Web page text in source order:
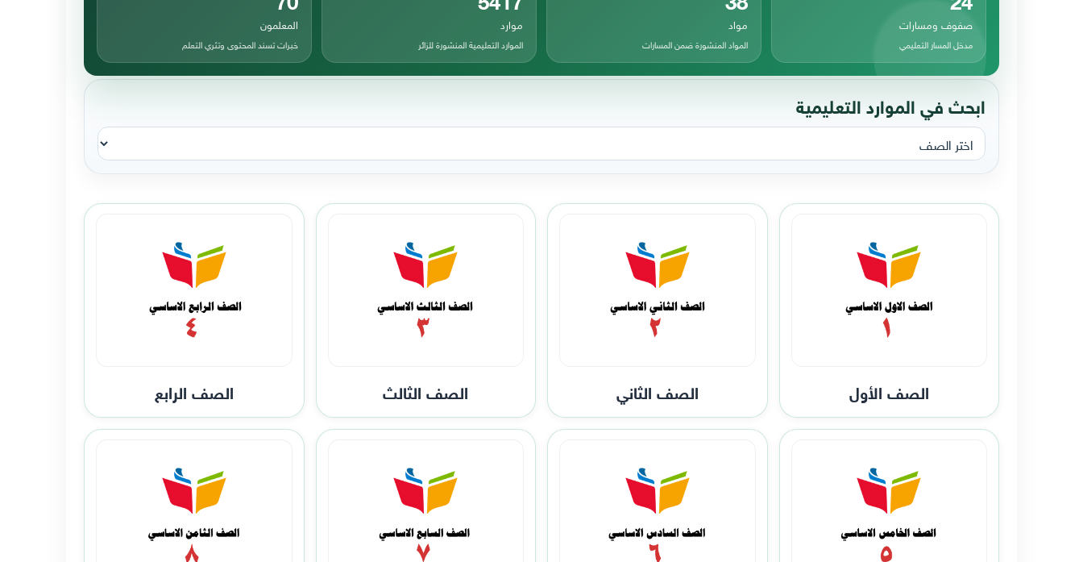
صفوف ومسارات
مدخل المسار التعليمي
مواد
المواد المنشورة ضمن المسارات
موارد
الموارد التعليمية المنشورة للزائر
المعلمون
خبرات تسند المحتوى وتثري التعلم
ابحث في الموارد التعليمية
الصف الأول الصف الثاني الصف الثالث الصف الرابع